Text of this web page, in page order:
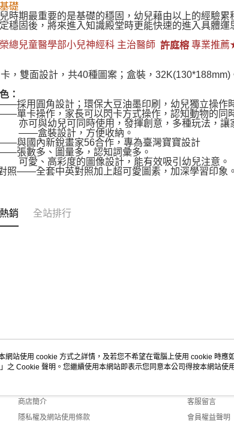
礎
時期最重要的是基礎的穩固，幼兒藉由以上的經驗
穩固後，將來進入知識殿堂時更能快速的進入具體運
總兒童醫學部小兒神經科 主治醫師 許庭榕專業推
，雙面設計，共40種圖案；盒裝，32K(130*188mm)
：
採用圓角設計；環保大豆油墨印刷，幼兒獨立操作
單卡操作，家長可以閃卡方式操作，認知動物的同
幼兒可同時使用，發揮創意，多種玩法，讓家
設計，方便收納。
與國內新銳畫家56合作，專為臺灣寶寶設計
張數多、圖量多，認知詞彙多。
高彩度的圖像設計，能有效吸引幼兒注意。
照——全套中英對照加上超可愛圖素，加深學習印象。
銷 全站排行
關於我們
商店簡介
隱私權及網站使用條款
客服資訊
客服留言
會員權益聲明
網站使用 cookie 方式之詳情，及若您不希望在電腦上使用 cookie 時應
」之 Cookie 聲明。您繼續使用本網站即表示您同意本公司得按本網站使